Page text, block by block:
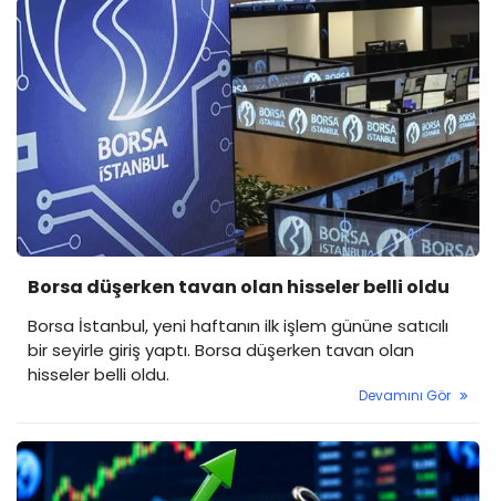
Borsa düşerken tavan olan hisseler belli oldu
Borsa İstanbul, yeni haftanın ilk işlem gününe satıcılı
bir seyirle giriş yaptı. Borsa düşerken tavan olan
hisseler belli oldu.
Devamını Gör